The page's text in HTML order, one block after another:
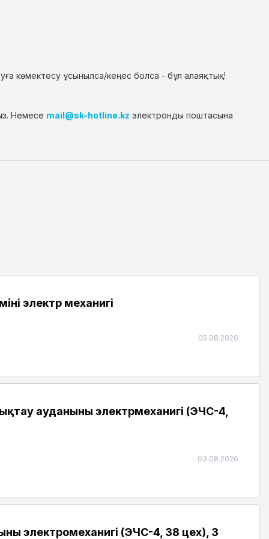
көмектесу ұсынылса/кеңес болса - бұл алаяқтық!
Немесе mail@sk-hotline.kz электронды поштасына
электр механигі
05.08.2026
ауданының электрмеханигі (ЭЧС-4,
03.08.2026
электромеханигі (ЭЧС-4, 38 цех), 3